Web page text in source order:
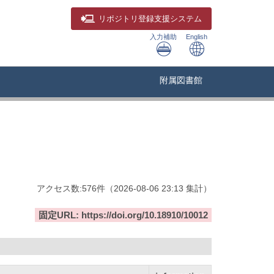
リポジトリ 登録支援システム
入力補助 English
附属図書館
アクセス数:576件 （2026-08-06 23:13 集計）
固定URL: https://doi.org/10.18910/10012